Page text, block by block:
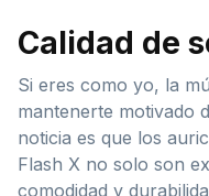
Calidad de
Si eres como yo, la
mantenerte motivado
noticia es que los
Flash X no solo son
comodidad y